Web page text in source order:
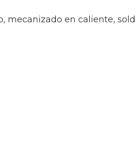
mecanizado en caliente,